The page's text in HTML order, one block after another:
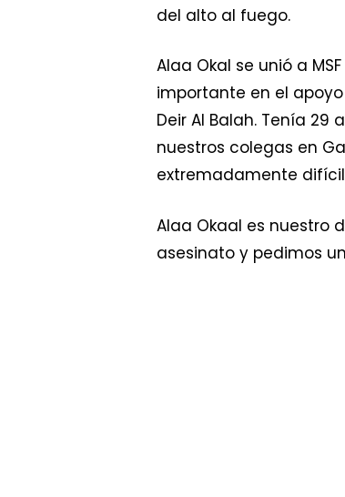
del alto al fuego.
Alaa Okal se unió a
importante en el
Deir Al Balah. Tenía
nuestros colegas en
extremadamente
Alaa Okaal es nuestro
asesinato y pedimos